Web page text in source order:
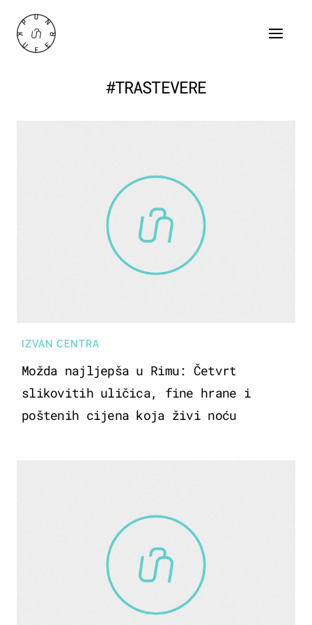
#TRASTEVERE
IZVAN CENTRA
Možda najljepša u Rimu: Četvrt
slikovitih uličica, fine hrane i
poštenih cijena koja živi noću